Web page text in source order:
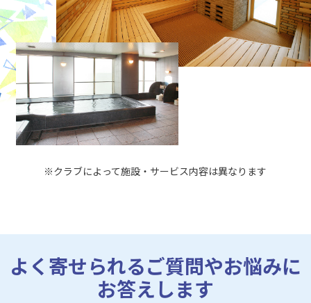
※クラブによって施設・サービス内容は異なります
よく寄せられるご質問やお悩みに
お答えします